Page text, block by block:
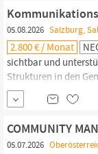
Kampagnen über
Reichweiten-,...
05.08.2026 Salzburg,
2.800 € / Monat
sichtbar und
Strukturen in den
Manager:in
unterstützt die
vor Ort....
COMMUNITY
05.07.2026